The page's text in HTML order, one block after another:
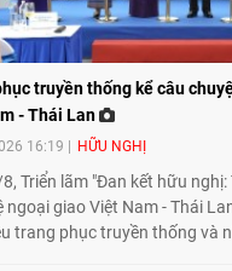
truyền thống kể câu
- Thái Lan
16:19 HỮU NGHỊ
Triển lãm "Đan kết hữu
ngoại giao Việt Nam - Thái
trang phục truyền thống và